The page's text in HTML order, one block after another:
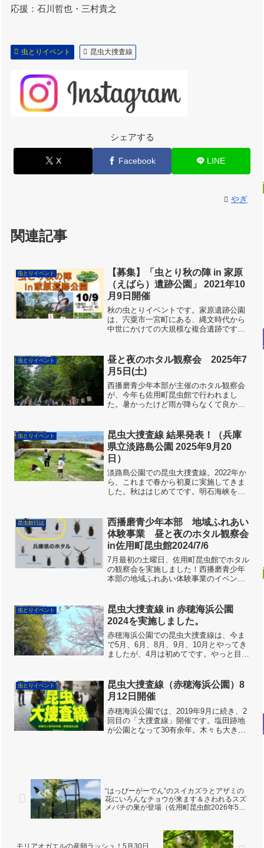
応援：石川哲也・三村貴之
虫とりイベント 昆虫大捜査線
シェアする
X Facebook LINE
やぎ
関連記事
虫とりイベント
【募集】「虫とり秋の陣 in 家原
（えばら）遺跡公園」 2021年10
月9日開催
秋の虫とりイベントです。家原遺跡公園
は、宍粟市一宮町にある、縄文時代から
中世にかけての大規模な複合遺跡です。
とりかも。揖保川の上流に位置し、周辺
は水田が多く、いろんな種...
虫とりイベント
昼と夜のホタル観察会 2025年7
月5日(土)
西播磨青少年本部が主催のホタル観察会
が、今年も佐用町昆虫館で行われまし
た。暑かったけど雨が降らなくて良かっ
のかな？どんな場所にいるのかな？昼に
活動する光らないホタルもい...
虫とりイベント
昆虫大捜査線 結果発表！（兵庫
県立淡路島公園 2025年9月20
日）
淡路島公園での昆虫大捜査線。2022年か
ら、これまで春から初夏に実施してきま
した。秋ははじめてです。明石海峡を見
暑すぎることもなく、まずまずのお天気
となりました。晴れて...
昆虫館日誌
西播磨青少年本部 地域ふれあい
体験事業 昼と夜のホタル観察会
in佐用町昆虫館2024/7/6
7月最初の土曜日、佐用町昆虫館でホタル
の観察会を実施しました！西播磨青少年
本部の地域ふれあい体験事業のイベント
雨の真っ最中だったので、当日までスタ
ッフは何度天気予報をチ...
虫とりイベント
昆虫大捜査線 in 赤穂海浜公園
2024を実施しました。
赤穂海浜公園での昆虫大捜査線は、今ま
で5月、6月、8月、9月、10月とやってき
ましたが、4月は初めてです。やっと目覚
穂海浜公園で意外だったのが、他のエリ
アではとっくに葉...
虫とりイベント
昆虫大捜査線（赤穂海浜公園）8
月12日開催
赤穂海浜公園では、2019年9月に続き、2
回目の「大捜査線」開催です。塩田跡地
が公園となって30有余年。木々も大きく
“はっぴーがーでん”のスイカズラとアザミの
花にいろんなチョウが来ます＆さわれるスズ
メバチの巣が登場（佐用町昆虫館2026年5月
モリアオガエルの産卵ラッシュ！5月30日